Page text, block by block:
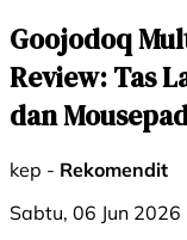
Goojodoq
Review: Tas
dan
kep - Rekomendit
Sabtu, 06 Jun